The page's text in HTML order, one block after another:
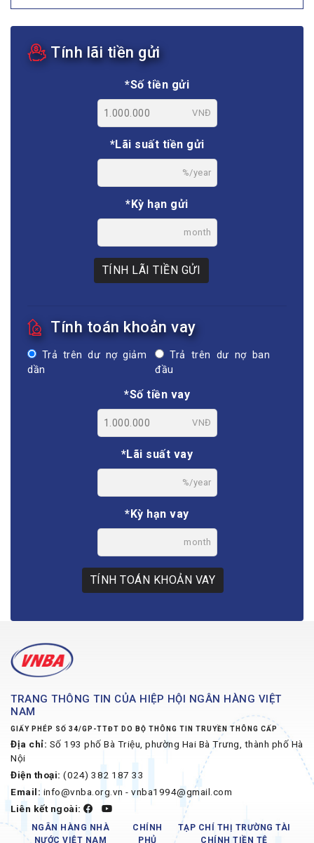
Tính lãi tiền gửi
*Số tiền gửi
VNĐ
*Lãi suất tiền gửi
%/year
*Kỳ hạn gửi
month
TÍNH LÃI TIỀN GỬI
Tính toán khoản vay
Trả trên dư nợ giảm
dần
Trả trên dư nợ ban
đầu
*Số tiền vay
VNĐ
*Lãi suất vay
%/year
*Kỳ hạn vay
month
TÍNH TOÁN KHOẢN VAY
TRANG THÔNG TIN CỦA HIỆP HỘI NGÂN HÀNG VIỆT
NAM
GIẤY PHÉP SỐ 34/GP-TTĐT DO BỘ THÔNG TIN TRUYỀN THÔNG CẤP
Địa chỉ: Số 193 phố Bà Triệu, phường Hai Bà Trưng, thành phố Hà
Nội
Điện thoại: (024) 382 187 33
Email: info@vnba.org.vn - vnba1994@gmail.com
Liên kết ngoài:
NGÂN HÀNG NHÀ
NƯỚC VIỆT NAM
CHÍNH
PHỦ
TẠP CHÍ THỊ TRƯỜNG TÀI
CHÍNH TIỀN TỆ